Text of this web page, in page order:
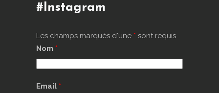
#Instagram
Les champs marqués d'une * sont requis
Nom *
Email *